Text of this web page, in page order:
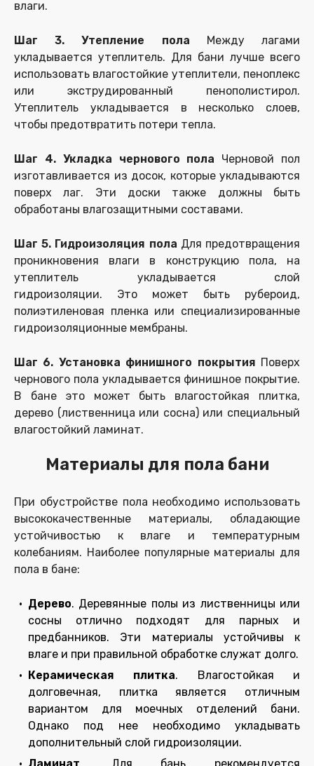
влаги.
Шаг 3. Утепление пола Между лагами
укладывается утеплитель. Для бани лучше всего
использовать влагостойкие утеплители, пеноплекс
или экструдированный пенополистирол.
Утеплитель укладывается в несколько слоев,
чтобы предотвратить потери тепла.
Шаг 4. Укладка чернового пола Черновой пол
изготавливается из досок, которые укладываются
поверх лаг. Эти доски также должны быть
обработаны влагозащитными составами.
Шаг 5. Гидроизоляция пола Для предотвращения
проникновения влаги в конструкцию пола, на
утеплитель укладывается слой
гидроизоляции. Это может быть рубероид,
полиэтиленовая пленка или специализированные
гидроизоляционные мембраны.
Шаг 6. Установка финишного покрытия Поверх
чернового пола укладывается финишное покрытие.
В бане это может быть влагостойкая плитка,
дерево (лиственница или сосна) или специальный
влагостойкий ламинат.
Материалы для пола бани
При обустройстве пола необходимо использовать
высококачественные материалы, обладающие
устойчивостью к влаге и температурным
колебаниям. Наиболее популярные материалы для
пола в бане:
Дерево. Деревянные полы из лиственницы или
сосны отлично подходят для парных и
предбанников. Эти материалы устойчивы к
влаге и при правильной обработке служат долго.
Керамическая плитка. Влагостойкая и
долговечная, плитка является отличным
вариантом для моечных отделений бани.
Однако под нее необходимо укладывать
дополнительный слой гидроизоляции.